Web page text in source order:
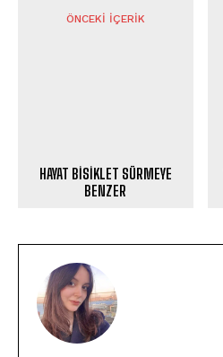
ÖNCEKI İÇERIK
HAYAT BİSİKLET SÜRMEYE
BENZER